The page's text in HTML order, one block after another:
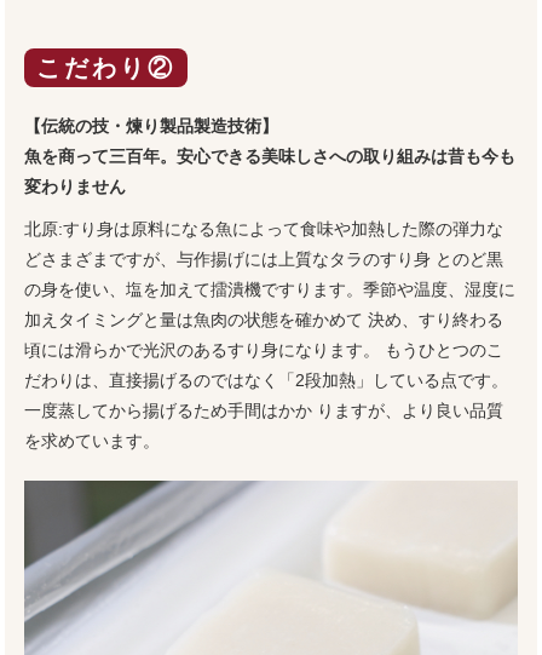
こだわり②
【伝統の技・煉り製品製造技術】
魚を商って三百年。安心できる美味しさへの取り組みは昔も今も
変わりません
北原:すり身は原料になる魚によって食味や加熱した際の弾力な
どさまざまですが、与作揚げには上質なタラのすり身 とのど黒
の身を使い、塩を加えて擂潰機ですります。季節や温度、湿度に
加えタイミングと量は魚肉の状態を確かめて 決め、すり終わる
頃には滑らかで光沢のあるすり身になります。 もうひとつのこ
だわりは、直接揚げるのではなく「2段加熱」している点です。
一度蒸してから揚げるため手間はかか りますが、より良い品質
を求めています。